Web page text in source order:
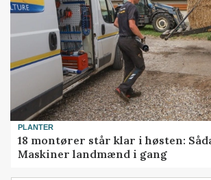
PLANTER
18 montører står klar i høsten:
Maskiner landmænd i gang